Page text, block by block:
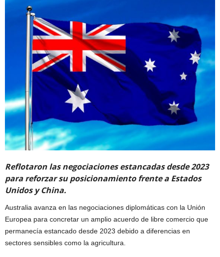
Reflotaron las negociaciones estancadas desde 2023
para reforzar su posicionamiento frente a Estados
Unidos y China.
Australia avanza en las negociaciones diplomáticas con la Unión
Europea para concretar un amplio acuerdo de libre comercio que
permanecía estancado desde 2023 debido a diferencias en
sectores sensibles como la agricultura.